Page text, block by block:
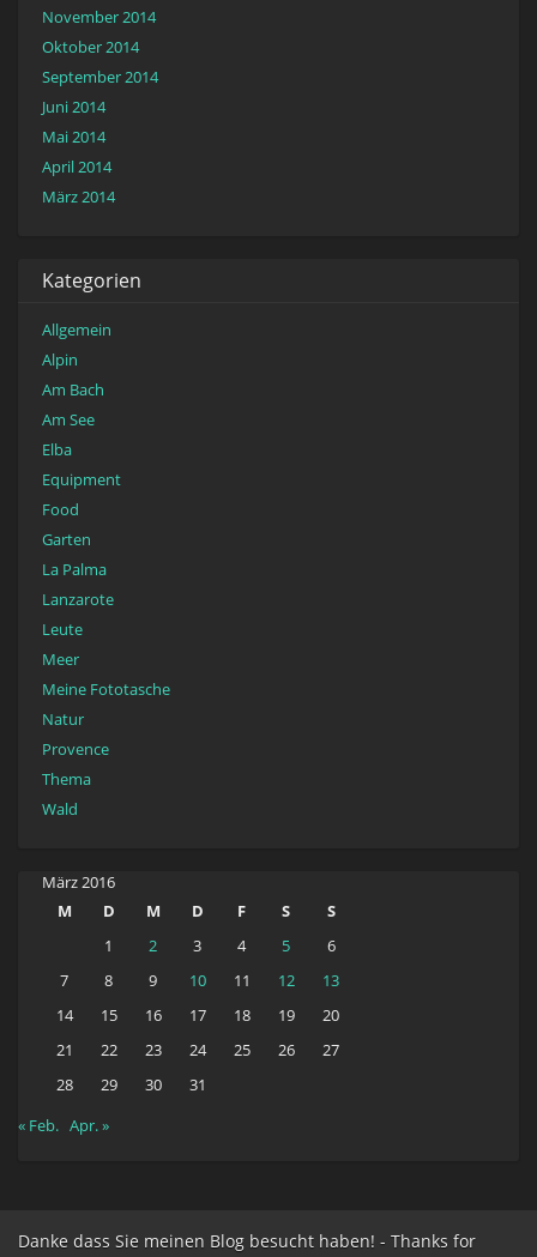
November 2014
Oktober 2014
September 2014
Juni 2014
Mai 2014
April 2014
März 2014
Kategorien
Allgemein
Alpin
Am Bach
Am See
Elba
Equipment
Food
Garten
La Palma
Lanzarote
Leute
Meer
Meine Fototasche
Natur
Provence
Thema
Wald
März 2016
M
D M D F S
S
1
2 3 4 5
6
7
8 9 10 11 12
13
14
15 16 17 18 19
20
21
22 23 24 25 26
27
28
29 30
31
« Feb. Apr. »
Danke dass Sie meinen Blog besucht haben! - Thanks for